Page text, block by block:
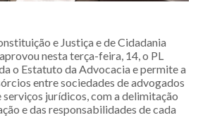
e Justiça e de Cidadania
nesta terça-feira, 14, o PL
o Estatuto da Advocacia e permite a
entre sociedades de advogados
serviços jurídicos, com a delimitação
e das responsabilidades de cada